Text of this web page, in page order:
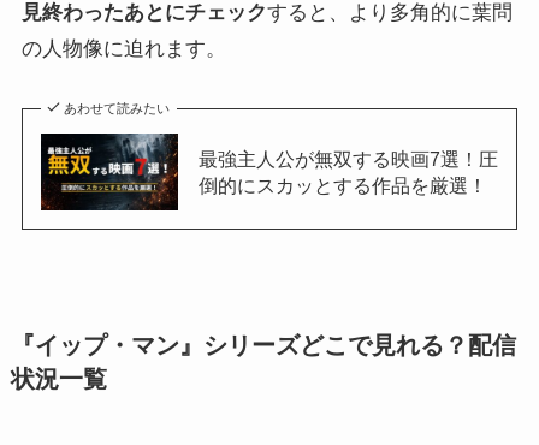
見終わったあとにチェックすると、より多角的に葉問
の人物像に迫れます。
あわせて読みたい
最強主人公が無双する映画7選！圧
倒的にスカッとする作品を厳選！
『イップ・マン』シリーズどこで見れる？配信
状況一覧